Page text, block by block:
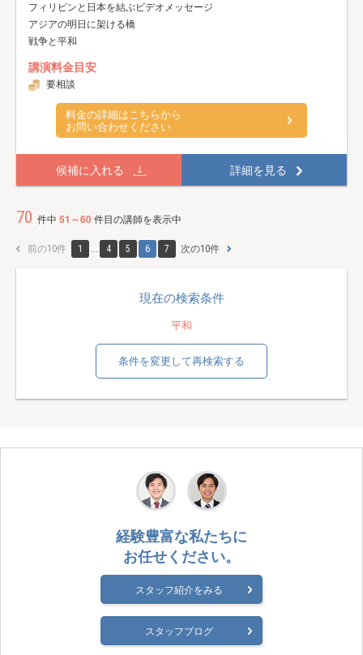
フィリピンと日本を結ぶビデオメッセージ
アジアの明日に架ける橋
戦争と平和
講演料金目安
要相談
料金の詳細はこちらから
お問い合わせください
候補に入れる 詳細を見る
70 件中 51～60件目の講師を表示中
前の10件 1 4 5 6 7 次の10件
現在の検索条件
平和
条件を変更して再検索する
経験豊富な私たちに
お任せください。
スタッフ紹介をみる
スタッフブログ